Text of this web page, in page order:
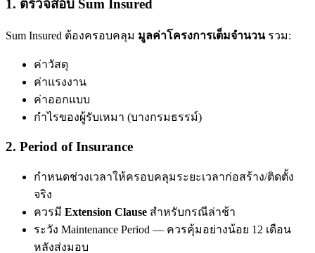
1. ตรวจสอบ Sum Insured
Sum Insured ต้องครอบคลุม มูลค่าโครงการเต็มจำนวนรวม:
ค่าวัสดุ
ค่าแรงงาน
ค่าออกแบบ
กำไรของผู้รับเหมา (บางกรมธรรม์)
2. Period of Insurance
กำหนดช่วงเวลาให้ครอบคลุมระยะเวลาก่อสร้าง/ติดตั้ง
จริง
ควรมี Extension Clause สำหรับกรณีล่าช้า
ระวัง Maintenance Period — ควรคุ้มอย่างน้อย 12 เดือน
หลังส่งมอบ